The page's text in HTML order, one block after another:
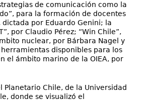
de comunicación como la
para la formación de docentes
por Eduardo Genini; la
por Claudio Pérez; “Win Chile”,
nuclear, por Bárbara Nagel y
disponibles para los
el ámbito marino de la OIEA, por
Planetario Chile, de la Universidad
donde se visualizó el